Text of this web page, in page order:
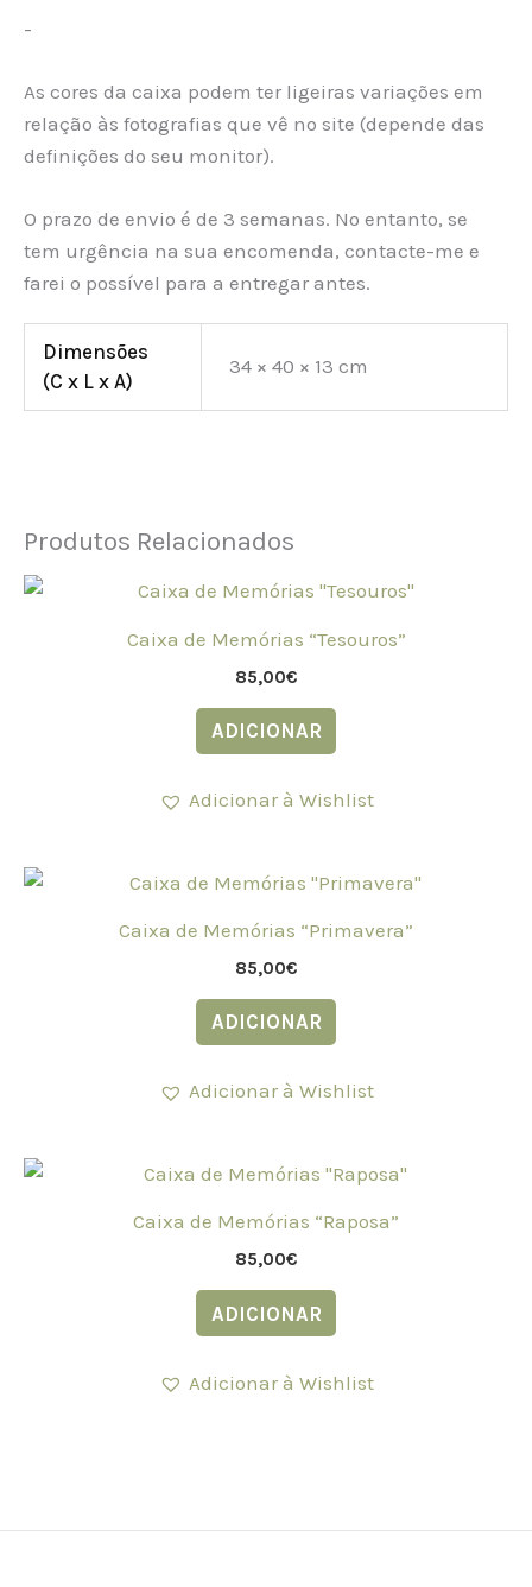
-
As cores da caixa podem ter ligeiras variações em
relação às fotografias que vê no site (depende das
definições do seu monitor).
O prazo de envio é de 3 semanas. No entanto, se
tem urgência na sua encomenda, contacte-me e
farei o possível para a entregar antes.
Dimensões
(C x L x A)
34 × 40 × 13 cm
Produtos Relacionados
Caixa de Memórias “Tesouros”
85,00€
ADICIONAR
Adicionar à Wishlist
Caixa de Memórias “Primavera”
85,00€
ADICIONAR
Adicionar à Wishlist
Caixa de Memórias “Raposa”
85,00€
ADICIONAR
Adicionar à Wishlist